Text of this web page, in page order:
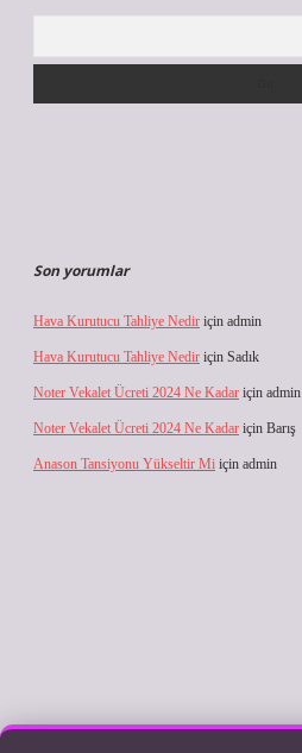
Son yorumlar
Hava Kurutucu Tahliye Nedir için admin
Hava Kurutucu Tahliye Nedir için Sadık
Noter Vekalet Ücreti 2024 Ne Kadar için admin
Noter Vekalet Ücreti 2024 Ne Kadar için Barış
Anason Tansiyonu Yükseltir Mi için admin
giriş